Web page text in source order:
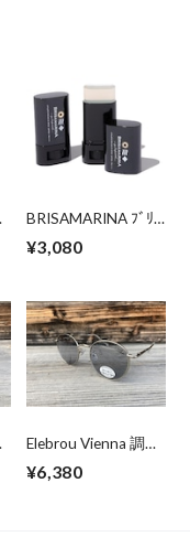
BRISAMARINA ﾌﾞﾘｻ
ﾙ) 13.5g(ｸﾘｱ)
¥3,080
Elebrou Vienna 調光
¥6,380